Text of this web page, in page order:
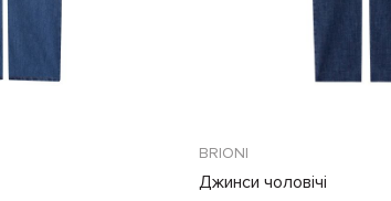
BRIONI
Джинси чоловічі